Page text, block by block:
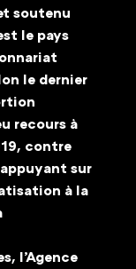
soutenu
le pays
le dernier
recours à
contre
sur
à la
l’Agence